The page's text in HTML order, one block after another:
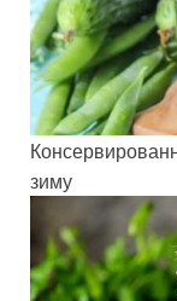
зиму